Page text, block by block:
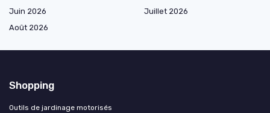
Juin 2026
Juillet 2026
Août 2026
Shopping
Outils de jardinage motorisés